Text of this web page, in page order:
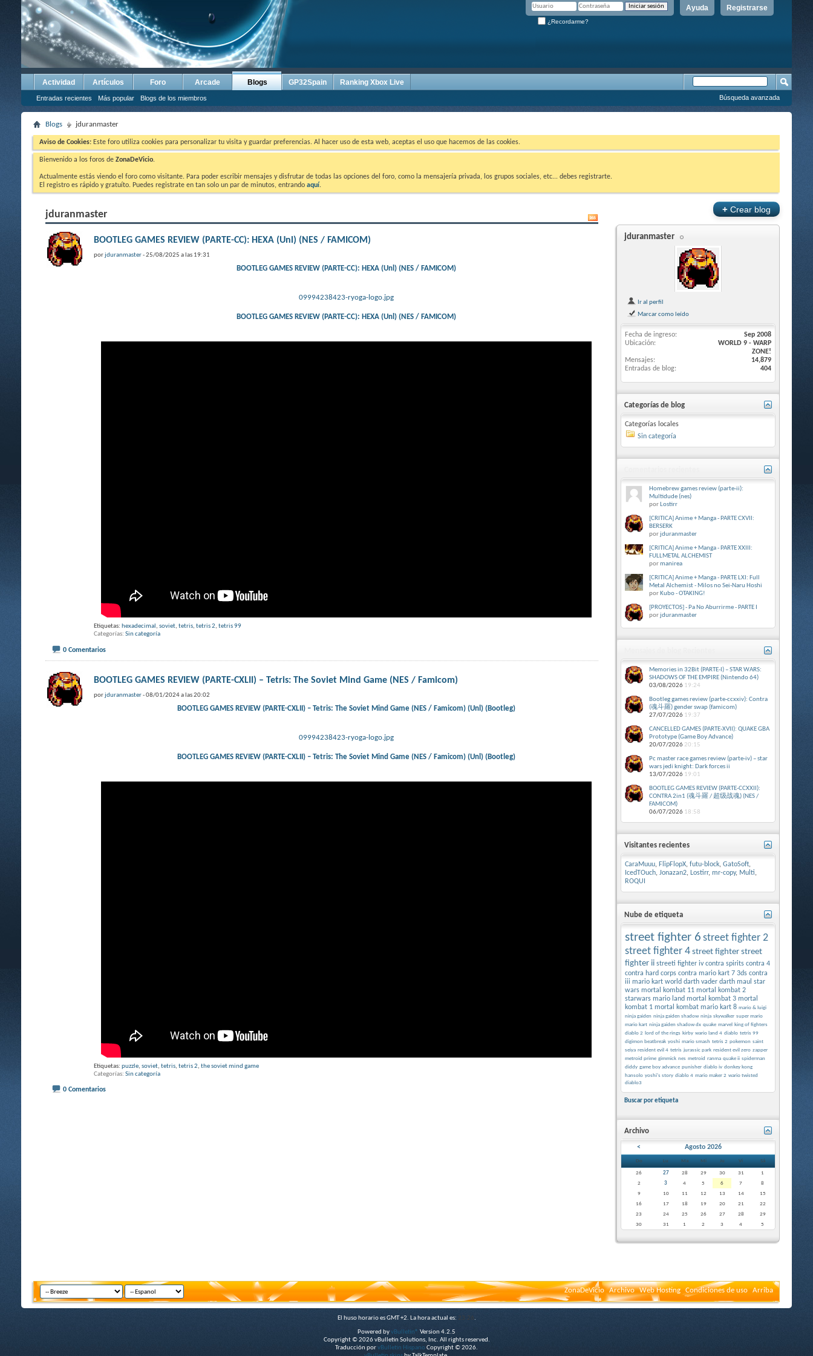
Registrarse
Ayuda
¿Recordarme?
Actividad Artículos Foro Arcade Blogs
Entradas recientes Más popular Blogs de los miembros
GP32Spain Ranking Xbox Live
Búsqueda avanzada
Blogs jduranmaster
Aviso de Cookies: Este foro utiliza cookies para personalizar tu visita y guardar preferencias. Al hacer uso de esta web, aceptas el uso que hacemos de las cookies.
Bienvenido a los foros de ZonaDeVicio.
Actualmente estás viendo el foro como visitante. Para poder escribir mensajes y disfrutar de todas las opciones del foro, como la mensajería privada, los grupos sociales, etc... debes registrarte.
El registro es rápido y gratuíto. Puedes registrate en tan solo un par de minutos, entrando aquí.
jduranmaster
BOOTLEG GAMES REVIEW (PARTE-CC): HEXA (Unl) (NES / FAMICOM)
porjduranmaster- 25/08/2025 a las 19:31
BOOTLEG GAMES REVIEW (PARTE-CC): HEXA (Unl) (NES / FAMICOM)
09994238423-ryoga-logo.jpg
BOOTLEG GAMES REVIEW (PARTE-CC): HEXA (Unl) (NES / FAMICOM)
Etiquetas: hexadecimal , soviet, tetris, tetris 2, tetris 99
Categorías Sin categoría
0 Comentarios
BOOTLEG GAMES REVIEW (PARTE-CXLII) – Tetris: The Soviet Mind Game (NES / Famicom)
porjduranmaster- 08/01/2024 a las 20:02
BOOTLEG GAMES REVIEW (PARTE-CXLII) – Tetris: The Soviet Mind Game (NES / Famicom) (Unl) (Bootleg)
09994238423-ryoga-logo.jpg
BOOTLEG GAMES REVIEW (PARTE-CXLII) – Tetris: The Soviet Mind Game (NES / Famicom) (Unl) (Bootleg)
Etiquetas: puzzle, soviet, tetris, tetris 2, the soviet mind game
Categorías Sin categoría
0 Comentarios
+Crear blog
jduranmaster
Ir al perfil
Marcar como leído
Fecha de ingreso
Sep 2008
Ubicación
WORLD 9 - WARP
ZONE!
Mensajes
14,879
Entradas de blog
404
Categorías de blog
Categorías locales
Sin categoría
Homebrew games review (parte-ii):
Multidude (nes)
por Lostirr
[CRITICA] Anime + Manga - PARTE CXVII:
BERSERK
porjduranmaster
[CRITICA] Anime + Manga - PARTE XXIII:
FULLMETAL ALCHEMIST
pormanirea
[CRITICA] Anime + Manga - PARTE LXI: Full
Metal Alchemist - Milos no Sei-Naru Hoshi
por Kubo - OTAKING!
[PROYECTOS] - Pa No Aburrirme - PARTE I
porjduranmaster
Memories in 32Bit (PARTE-I) – STAR WARS:
SHADOWS OF THE EMPIRE (Nintendo 64)
03/08/2026 19:24
Bootleg games review (parte-ccxxiv): Contra
(魂斗羅) gender swap (famicom)
27/07/2026 19:37
CANCELLED GAMES (PARTE-XVII): QUAKE GBA
Prototype (Game Boy Advance)
20/07/2026 20:15
Pc master race games review (parte-iv) – star
wars jedi knight: Dark forces ii
13/07/2026 19:01
BOOTLEG GAMES REVIEW (PARTE-CCXXII):
CONTRA 2in1 (魂斗羅 / 超级战魂) (NES /
FAMICOM)
06/07/2026 18:58
Visitantes recientes
CaraMuuu, FlipFlopX, futu-block, GatoSoft,
IcedTOuch, Jonazan2, Lostirr, mr-copy, Multi,
ROQUI
Nube de etiqueta
street fighter 6 street fighter 2
street fighter 4 street fighter street
fighter ii streeti fighter iv contra spirits contra 4
contra hard corps contra mario kart 7 3ds contra
iii mario kart world darth vader darth maul star
wars mortal kombat 11 mortal kombat 2
starwars mario land mortal kombat 3 mortal
kombat 1 mortal kombat mario kart 8 mario & luigi
ninja gaiden ninja gaiden shadow ninja skywalker super mario
mario kart ninja gaiden shadow dx quake marvel
king of fighters
diablo 2
lord of the rings kirby wario land 4 diablo tetris 99
digimon beatbreak yoshi mario smash tetris 2 pokemon saint
seiya resident evil 4 tetris jurassic park resident evil zero zapper
metroid prime gimmick nes metroid ranma quake ii spiderman
diddy game boy advance punisher diablo iv donkey kong
hansolo yoshi's story diablo 4 mario maker 2 wario twisted
diablo3
Buscar por etiqueta
Archivo
< Agosto 2026
Do Lu Ma Mi Ju Vi Sá
26 27 28 29 30 31
1
2
3 4 5 6 7
8
9
10 11 12 13 14
15
16
17 18 19 20 21
22
23
24 25 26 27 28
29
30
31 1 2 3 4 5
ZonaDeVicio Archivo Web Hosting Condiciones de uso Arriba
El huso horario es GMT +2. La hora actual es: 23:26.
Powered byvBulletin® Version 4.2.5
Copyright © 2026 vBulletin Solutions, Inc. All rights reserved.
Traducción porvBulletin Hispano Copyright © 2026.